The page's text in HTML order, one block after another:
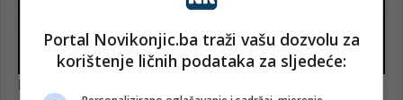
Portal Novikonjic.ba traži vašu dozvolu za
korištenje ličnih podataka za sljedeće: